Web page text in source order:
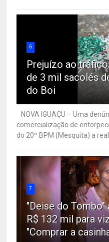
6
Prejuízo ao
de 3 mil sacolés
do Boi
NOVA IGUAÇU – Uma
comercialização de
do 20º BPM (Mesquita) a
7
"Deise do
R$ 132 mil para
"Comprar a